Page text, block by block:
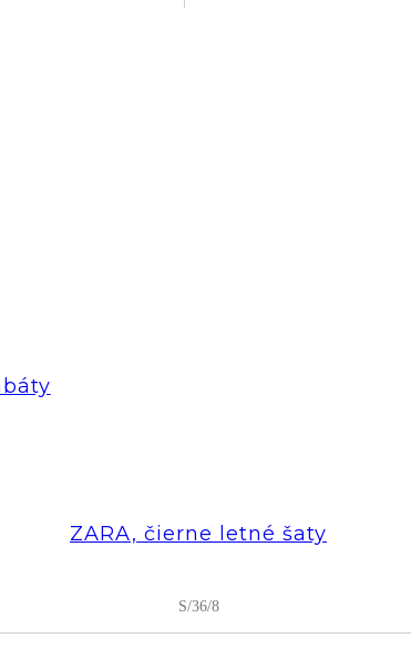
ZARA, čierne letné šaty
S/36/8